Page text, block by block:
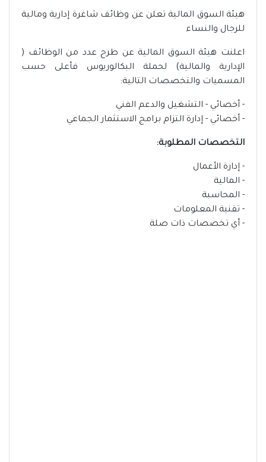
هيئة السوق المالية تعلن عن وظائف شاغرة إدارية ومالية
للرجال والنساء
اعلنت هيئة السوق المالية عن طرح عدد من الوظائف (
الإدارية والمالية) لحملة البكالوريوس فأعلى حسب
المسميات والتخصصات التالية:
- أخصائي - التشغيل والدعم الفني
- أخصائي - إدارة التزام برامج الاستثمار الجماعي
التخصصات المطلوبة:
- إدارة الأعمال
- المالية
- المحاسبة
- تقنية المعلومات
- أي تخصصات ذات صلة